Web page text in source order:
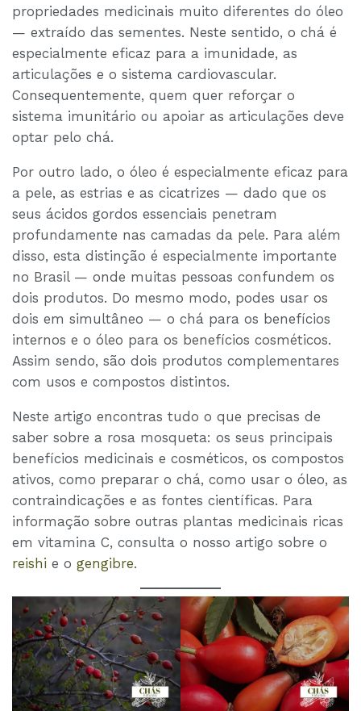
propriedades medicinais muito diferentes do óleo
— extraído das sementes. Neste sentido, o chá é
especialmente eficaz para a imunidade, as
articulações e o sistema cardiovascular.
Consequentemente, quem quer reforçar o
sistema imunitário ou apoiar as articulações deve
optar pelo chá.
Por outro lado, o óleo é especialmente eficaz para
a pele, as estrias e as cicatrizes — dado que os
seus ácidos gordos essenciais penetram
profundamente nas camadas da pele. Para além
disso, esta distinção é especialmente importante
no Brasil — onde muitas pessoas confundem os
dois produtos. Do mesmo modo, podes usar os
dois em simultâneo — o chá para os benefícios
internos e o óleo para os benefícios cosméticos.
Assim sendo, são dois produtos complementares
com usos e compostos distintos.
Neste artigo encontras tudo o que precisas de
saber sobre a rosa mosqueta: os seus principais
benefícios medicinais e cosméticos, os compostos
ativos, como preparar o chá, como usar o óleo, as
contraindicações e as fontes científicas. Para
informação sobre outras plantas medicinais ricas
em vitamina C, consulta o nosso artigo sobre o
reishi e o gengibre.